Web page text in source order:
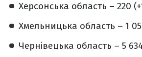
Херсонська область – 220
Хмельницька область – 1
Чернівецька область – 5